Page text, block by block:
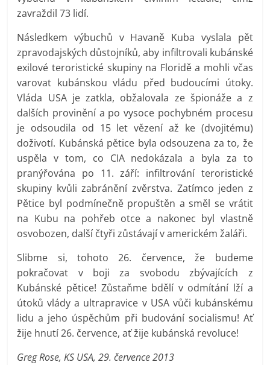
zavraždil 73 lidí.
Následkem výbuchů v Havaně Kuba vyslala pět
zpravodajských důstojníků, aby infiltrovali kubánské
exilové teroristické skupiny na Floridě a mohli včas
varovat kubánskou vládu před budoucími útoky.
Vláda USA je zatkla, obžalovala ze špionáže a z
dalších provinění a po vysoce pochybném procesu
je odsoudila od 15 let vězení až ke (dvojitému)
doživotí. Kubánská pětice byla odsouzena za to, že
uspěla v tom, co CIA nedokázala a byla za to
pranýřována po 11. září: infiltrování teroristické
skupiny kvůli zabránění zvěrstva. Zatímco jeden z
Pětice byl podmínečně propuštěn a směl se vrátit
na Kubu na pohřeb otce a nakonec byl vlastně
osvobozen, další čtyři zůstávají v americkém žaláři.
Slibme si, tohoto 26. července, že budeme
pokračovat v boji za svobodu zbývajících z
Kubánské pětice! Zůstaňme bdělí v odmítání lží a
útoků vlády a ultrapravice v USA vůči kubánskému
lidu a jeho úspěchům při budování socialismu! Ať
žije hnutí 26. července, ať žije kubánská revoluce!
Greg Rose, KS USA, 29. července 2013